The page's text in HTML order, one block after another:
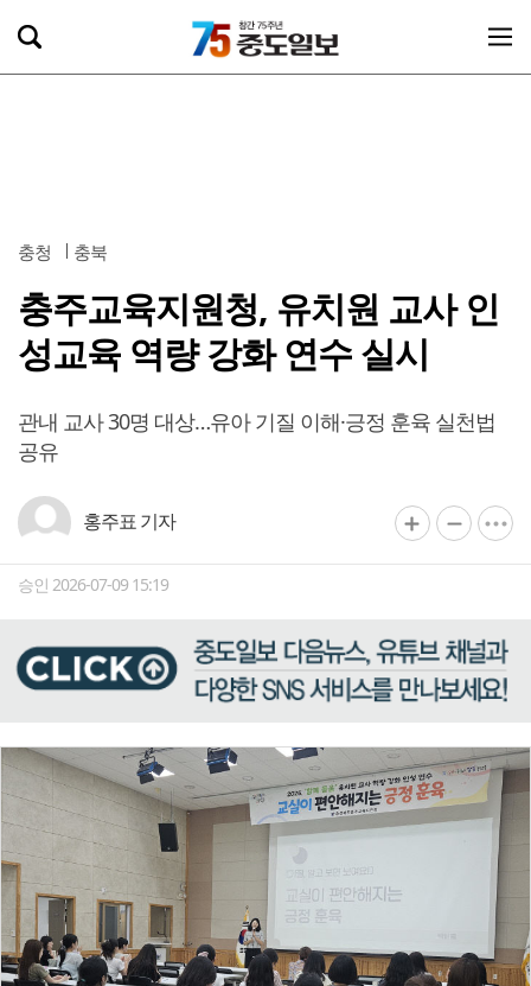
충청 충북
충주교육지원청, 유치원 교사 인
성교육 역량 강화 연수 실시
관내 교사 30명 대상…유아 기질 이해·긍정 훈육 실천법
공유
홍주표 기자
승인 2026-07-09 15:19